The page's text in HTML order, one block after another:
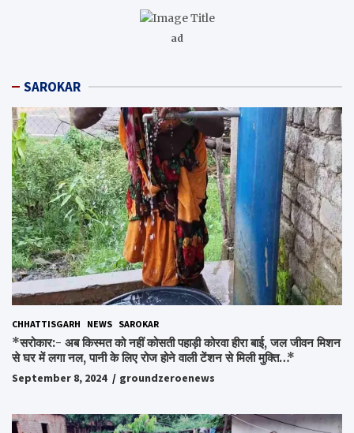
ad
SAROKAR
CHHATTISGARH NEWS SAROKAR
*सरोकार:- अब किस्मत को नहीं कोसती पहाड़ी कोरवा हीरा बाई, जल जीवन मिशन
से घर में लगा नल, पानी के लिए रोज होने वाली टेंशन से मिली मुक्ति…*
September 8, 2024 groundzeroenews